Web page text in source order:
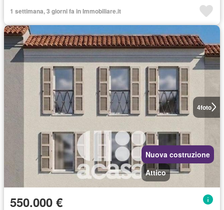
1 settimana, 3 giorni fa in Immobiliare.it
4foto
Nuova costruzione
Attico
550.000 €